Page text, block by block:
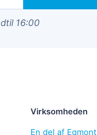
16:00
Virksomheden
En del af Egmont